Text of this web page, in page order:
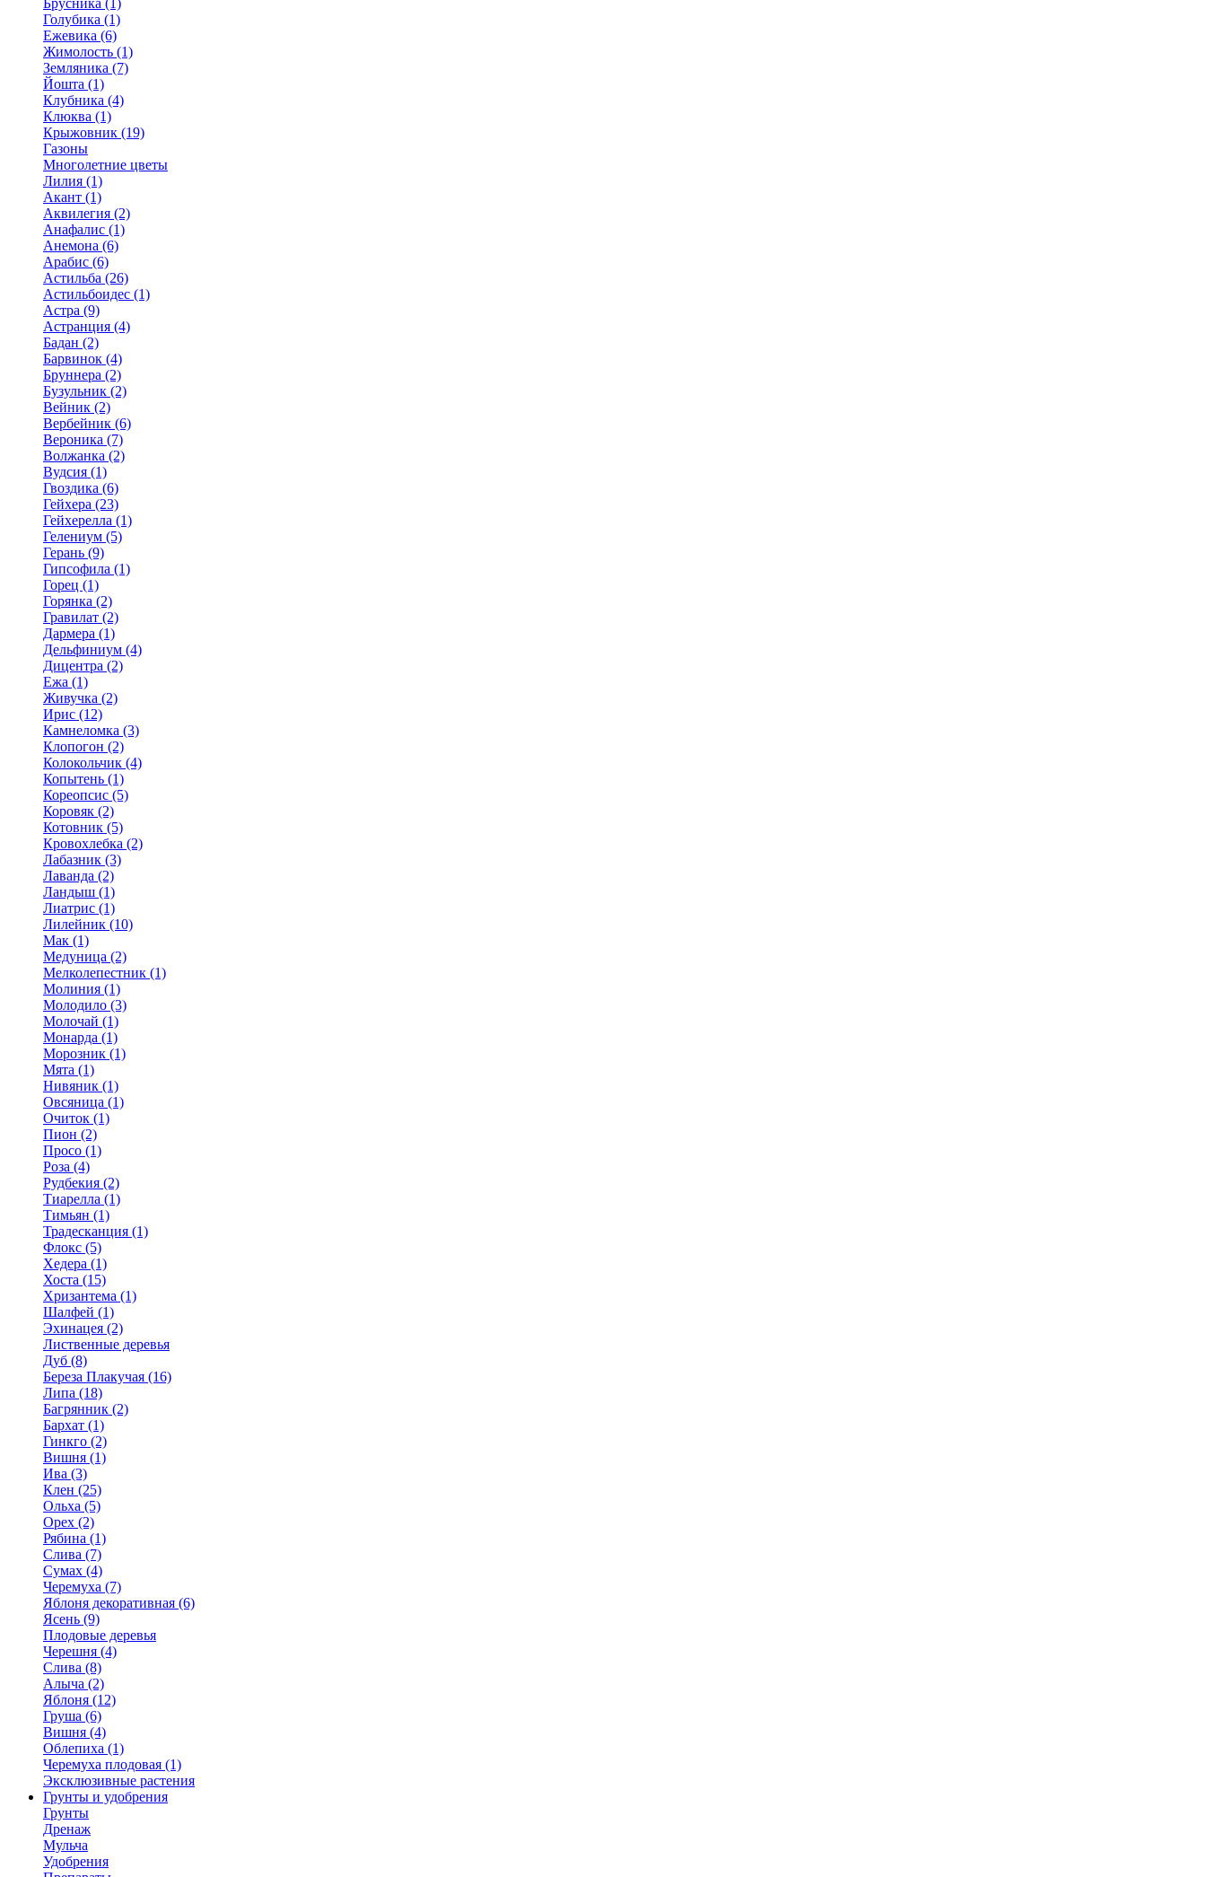
Брусника (1)
Голубика (1)
Ежевика (6)
Жимолость (1)
Земляника (7)
Йошта (1)
Клубника (4)
Клюква (1)
Крыжовник (19)
Газоны
Многолетние цветы
Лилия (1)
Акант (1)
Аквилегия (2)
Анафалис (1)
Анемона (6)
Арабис (6)
Астильба (26)
Астильбоидес (1)
Астра (9)
Астранция (4)
Бадан (2)
Барвинок (4)
Бруннера (2)
Бузульник (2)
Вейник (2)
Вербейник (6)
Вероника (7)
Волжанка (2)
Вудсия (1)
Гвоздика (6)
Гейхера (23)
Гейхерелла (1)
Гелениум (5)
Герань (9)
Гипсофила (1)
Горец (1)
Горянка (2)
Гравилат (2)
Дармера (1)
Дельфиниум (4)
Дицентра (2)
Ежа (1)
Живучка (2)
Ирис (12)
Камнеломка (3)
Клопогон (2)
Колокольчик (4)
Копытень (1)
Кореопсис (5)
Коровяк (2)
Котовник (5)
Кровохлебка (2)
Лабазник (3)
Лаванда (2)
Ландыш (1)
Лиатрис (1)
Лилейник (10)
Мак (1)
Медуница (2)
Мелколепестник (1)
Молиния (1)
Молодило (3)
Молочай (1)
Монарда (1)
Морозник (1)
Мята (1)
Нивяник (1)
Овсяница (1)
Очиток (1)
Пион (2)
Просо (1)
Роза (4)
Рудбекия (2)
Тиарелла (1)
Тимьян (1)
Традесканция (1)
Флокс (5)
Хедера (1)
Хоста (15)
Хризантема (1)
Шалфей (1)
Эхинацея (2)
Лиственные деревья
Дуб (8)
Береза Плакучая (16)
Липа (18)
Багрянник (2)
Бархат (1)
Гинкго (2)
Вишня (1)
Ива (3)
Клен (25)
Ольха (5)
Орех (2)
Рябина (1)
Слива (7)
Сумах (4)
Черемуха (7)
Яблоня декоративная (6)
Ясень (9)
Плодовые деревья
Черешня (4)
Слива (8)
Алыча (2)
Яблоня (12)
Груша (6)
Вишня (4)
Облепиха (1)
Черемуха плодовая (1)
Эксклюзивные растения
Грунты и удобрения
Грунты
Дренаж
Мульча
Удобрения